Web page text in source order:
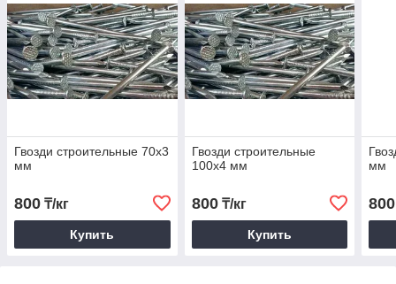
Гвозди строительные 70х3
мм
800 ₸/кг
Купить
Гвозди строительные
100х4 мм
800₸/кг
Купить
мм
800